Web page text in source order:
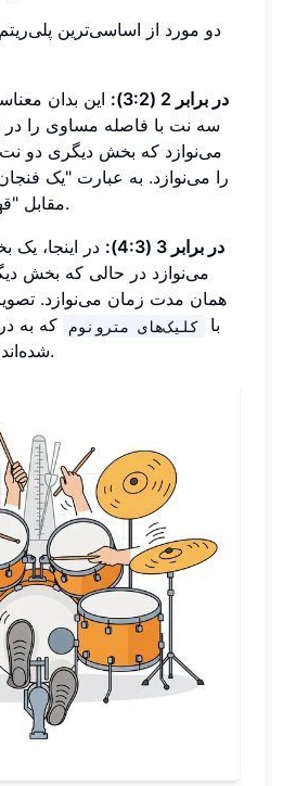
دو مورد از اساسی‌ترین
3 در برابر 2 (3:2):
این بدان
سه نت با فاصله مساوی را
می‌نوازد که بخش دیگری دو
مقابل "قهوه" (2) فکر کنید.
4 در برابر 3 (4:3):
در اینجا،
می‌نوازد در حالی که بخش
همان مدت زمان می‌نوازد.
با
کلیک‌های مترونوم
که به
شده‌اند، بسیار مهم است.